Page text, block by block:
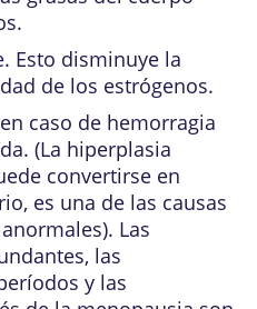
Esto disminuye la
de los estrógenos.
caso de hemorragia
(La hiperplasia
convertirse en
es una de las causas
Las
las
y las